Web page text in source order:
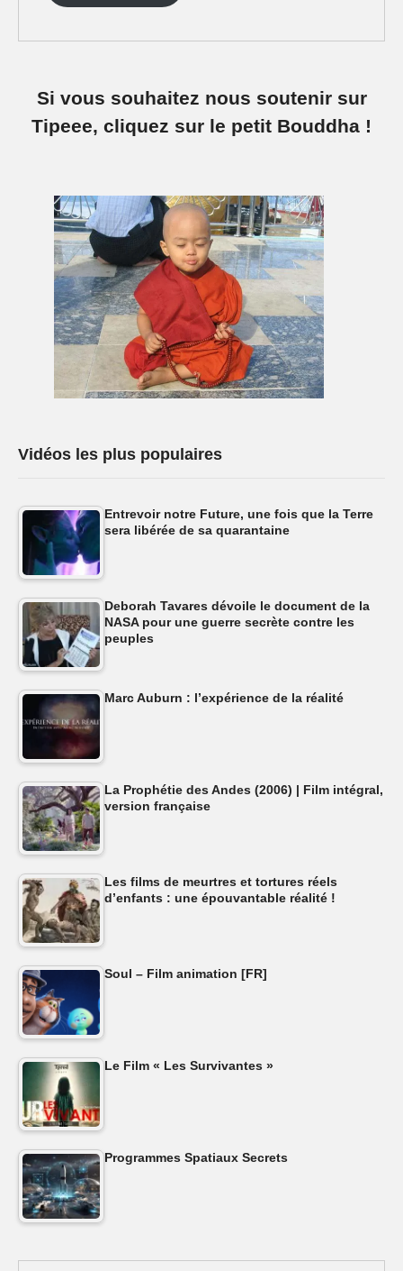
Si vous souhaitez nous soutenir sur
Tipeee, cliquez sur le petit Bouddha !
Vidéos les plus populaires
Entrevoir notre Future, une fois que la Terre
sera libérée de sa quarantaine
Deborah Tavares dévoile le document de la
NASA pour une guerre secrète contre les
peuples
Marc Auburn : l’expérience de la réalité
La Prophétie des Andes (2006) | Film intégral,
version française
Les films de meurtres et tortures réels
d’enfants : une épouvantable réalité !
Soul – Film animation [FR]
Le Film « Les Survivantes »
Programmes Spatiaux Secrets